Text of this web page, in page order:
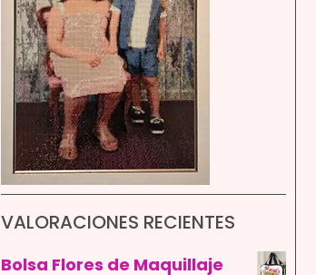
VALORACIONES RECIENTES
Bolsa Flores de Maquillaje